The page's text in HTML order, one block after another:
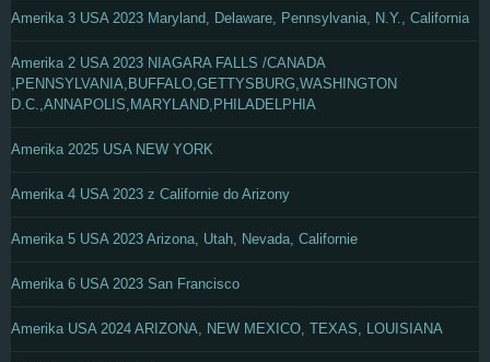
Amerika 3 USA 2023 Maryland, Delaware, Pennsylvania, N.Y., California
Amerika 2 USA 2023 NIAGARA FALLS /CANADA
,PENNSYLVANIA,BUFFALO,GETTYSBURG,WASHINGTON
D.C.,ANNAPOLIS,MARYLAND,PHILADELPHIA
Amerika 2025 USA NEW YORK
Amerika 4 USA 2023 z Californie do Arizony
Amerika 5 USA 2023 Arizona, Utah, Nevada, Californie
Amerika 6 USA 2023 San Francisco
Amerika USA 2024 ARIZONA, NEW MEXICO, TEXAS, LOUISIANA